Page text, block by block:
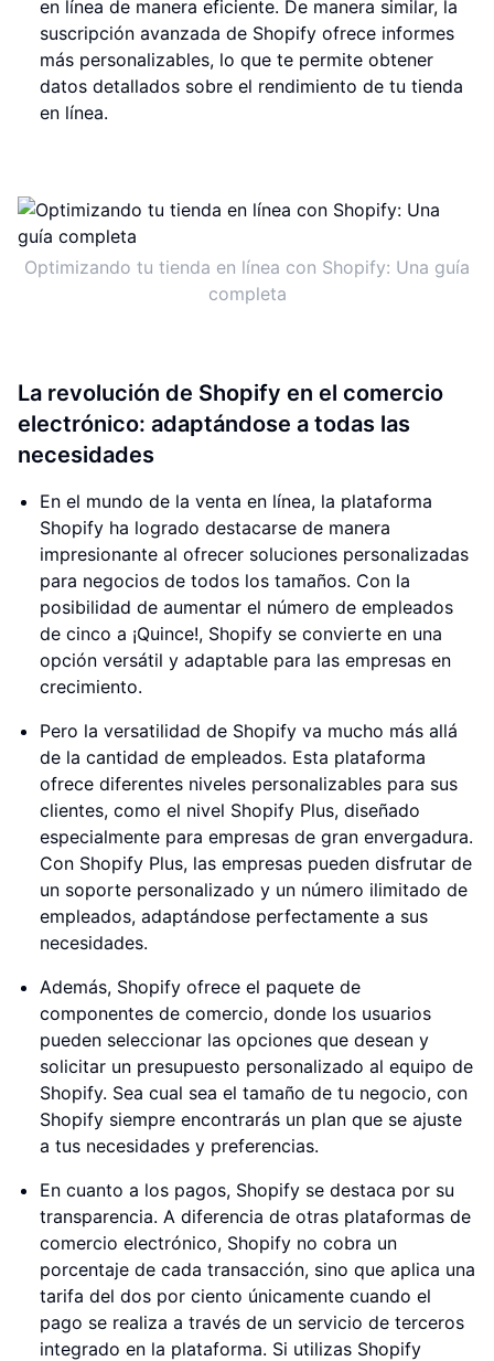
en línea de manera eficiente. De manera similar, la
suscripción avanzada de Shopify ofrece informes
más personalizables, lo que te permite obtener
datos detallados sobre el rendimiento de tu tienda
en línea.
Optimizando tu tienda en línea con Shopify: Una guía
completa
La revolución de Shopify en el comercio
electrónico: adaptándose a todas las
necesidades
En el mundo de la venta en línea, la plataforma
Shopify ha logrado destacarse de manera
impresionante al ofrecer soluciones personalizadas
para negocios de todos los tamaños. Con la
posibilidad de aumentar el número de empleados
de cinco a ¡Quince!, Shopify se convierte en una
opción versátil y adaptable para las empresas en
crecimiento.
Pero la versatilidad de Shopify va mucho más allá
de la cantidad de empleados. Esta plataforma
ofrece diferentes niveles personalizables para sus
clientes, como el nivel Shopify Plus, diseñado
especialmente para empresas de gran envergadura.
Con Shopify Plus, las empresas pueden disfrutar de
un soporte personalizado y un número ilimitado de
empleados, adaptándose perfectamente a sus
necesidades.
Además, Shopify ofrece el paquete de
componentes de comercio, donde los usuarios
pueden seleccionar las opciones que desean y
solicitar un presupuesto personalizado al equipo de
Shopify. Sea cual sea el tamaño de tu negocio, con
Shopify siempre encontrarás un plan que se ajuste
a tus necesidades y preferencias.
En cuanto a los pagos, Shopify se destaca por su
transparencia. A diferencia de otras plataformas de
comercio electrónico, Shopify no cobra un
porcentaje de cada transacción, sino que aplica una
tarifa del dos por ciento únicamente cuando el
pago se realiza a través de un servicio de terceros
integrado en la plataforma. Si utilizas Shopify